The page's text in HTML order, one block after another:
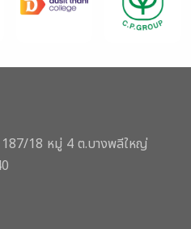
187/18 หมู่ 4 ต.บางพลีใหญ่